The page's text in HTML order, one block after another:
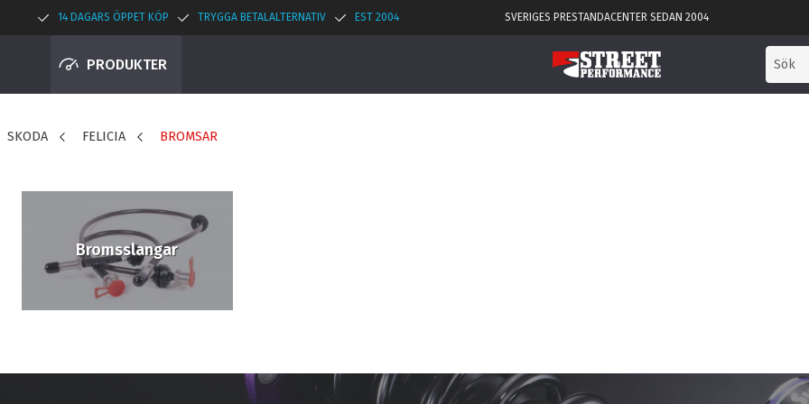
14 DAGARS ÖPPET KÖP TRYGGA BETALALTERNATIV EST 2004 SVERIGES PRESTANDACENTER SEDAN 2004
PRODUKTER
SKODA FELICIA BROMSAR
Bromsslangar